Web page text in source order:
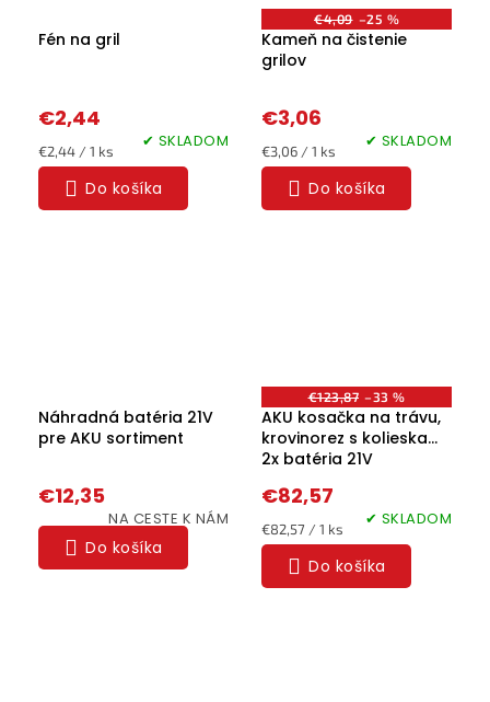
Fén na gril
✔ SKLADOM
€2,44
Jednotková
cena:
€2,44 / 1 ks
Do košíka
€4,09 –25 %
Kameň na čistenie
grilov
✔ SKLADOM
€3,06
Jednotková
cena:
€3,06 / 1 ks
Do košíka
Náhradná batéria 21V
pre AKU sortiment
NA CESTE K NÁM
€12,35
Do košíka
€123,87 –33 %
AKU kosačka na trávu,
krovinorez s kolieskami,
2x batéria 21V
✔ SKLADOM
€82,57
Jednotková
cena:
€82,57 / 1 ks
Do košíka